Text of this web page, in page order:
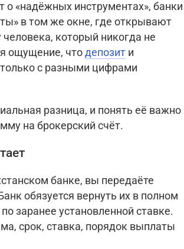
«надёжных инструментах», банки
в том же окне, где открывают
который никогда не
ощущение, чтодепозит и
с разными цифрами
разница, и понять её важно
на брокерский счёт.
банке, вы передаёте
обязуется вернуть их в полном
заранее установленной ставке.
срок, ставка, порядок выплаты